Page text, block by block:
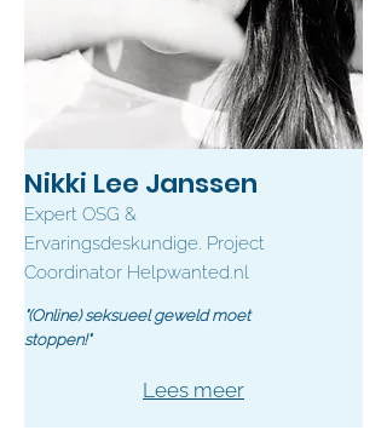
Nikki Lee Janssen
Expert OSG &
Ervaringsdeskundige. Project
Coordinator Helpwanted.nl
"(Online) seksueel geweld moet
stoppen!"
Lees meer